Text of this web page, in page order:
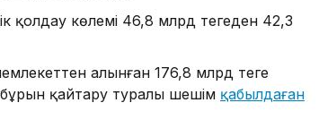
қолдау көлемі 46,8 млрд теңгеден 42,3
алынған 176,8 млрд теңге
бұрын қайтару туралы шешім қабылдаған